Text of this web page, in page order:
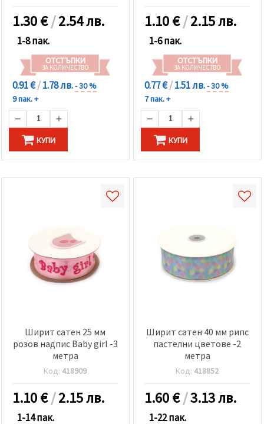
1.30€/2.54 лв.
1-8 пак.
ОТСТЪПКИ
ЗА КОЛИЧЕСТВО
0.91 €/1.78 лв.- 30 %
9 пак. +
КУПИ
1.10€/2.15 лв.
1-6 пак.
ОТСТЪПКИ
ЗА КОЛИЧЕСТВО
0.77 €/1.51 лв.- 30 %
7 пак. +
КУПИ
Ширит сатен 25 мм
розов надпис Baby girl -3
метра
Код: 418909
1.10€/2.15 лв.
1-14 пак.
Ширит сатен 40 мм рипс
пастелни цветове -2
метра
Код: 418852
1.60€/3.13 лв.
1-22 пак.